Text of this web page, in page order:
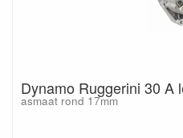
Dynamo Ruggerini 30 A
asmaat rond 17mm